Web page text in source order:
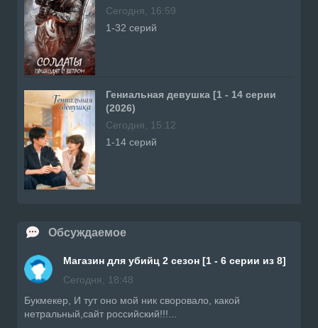
Сегодня, 16:59
1-32 серий
Гениальная девушка [1 - 14 серии
(2026)
Сегодня, 15:12
1-14 серий
Обсуждаемое
Магазин для убийц 2 сезон [1 - 6 серии из 8]
Сегодня, 18:48
Букмекер, И тут оно мой ник своровало, какой
нетральный,сайт российский!!!...